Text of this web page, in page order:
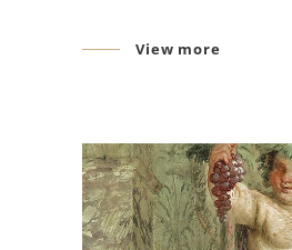
View more